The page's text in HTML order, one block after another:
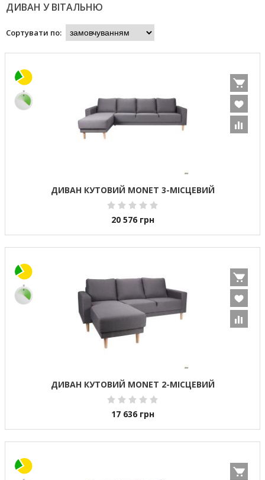
ДИВАН У ВІТАЛЬНЮ
Сортувати по:
ДИВАН КУТОВИЙ MONET 3-МІСЦЕВИЙ
20 576 грн
ДИВАН КУТОВИЙ MONET 2-МІСЦЕВИЙ
17 636 грн